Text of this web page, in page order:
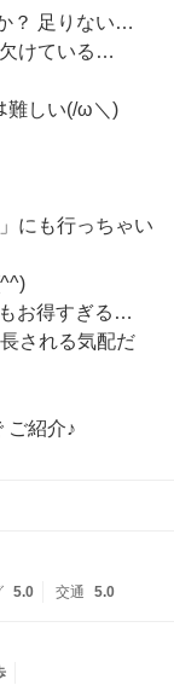
？ 足りない…
けている…
難しい(/ω＼)
にも行っちゃい
お得すぎる…
される気配だ
ご紹介♪
5.0 交通 5.0